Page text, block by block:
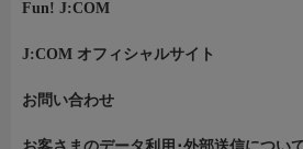
Fun! J:COM
J:COM オフィシャルサイト
お問い合わせ